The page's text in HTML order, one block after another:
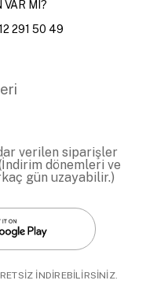
MI?
291 50 49
verilen siparişler
dönemleri ve
gün uzayabilir.)
İNDİREBİLİRSİNİZ.